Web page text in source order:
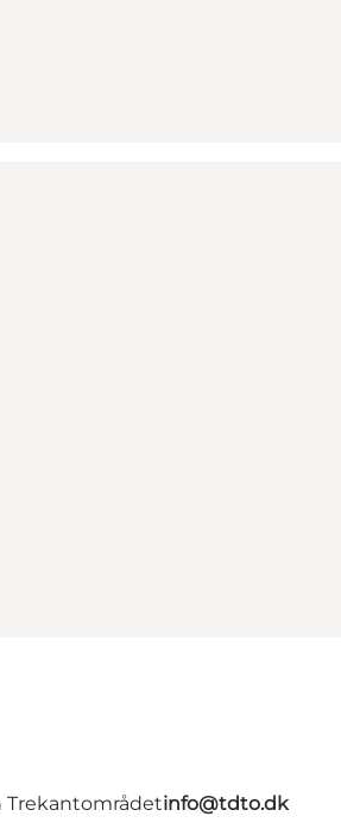
Trekantområdetinfo@tdto.dk